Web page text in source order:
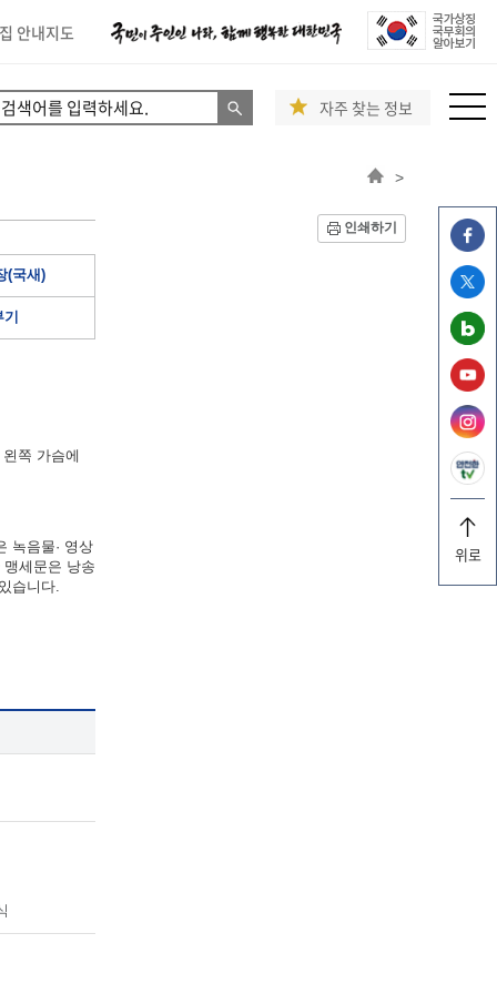
안내지도
위로
자주 찾는 정보
>
인쇄하기
(국새)
쪽 가슴에
녹음물· 영상
세문은 낭송
습니다.